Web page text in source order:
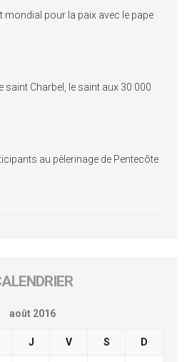
mondial pour la paix avec le pape
saint Charbel, le saint aux 30 000
au pèlerinage de Pentecôte
août 2016
J V S D